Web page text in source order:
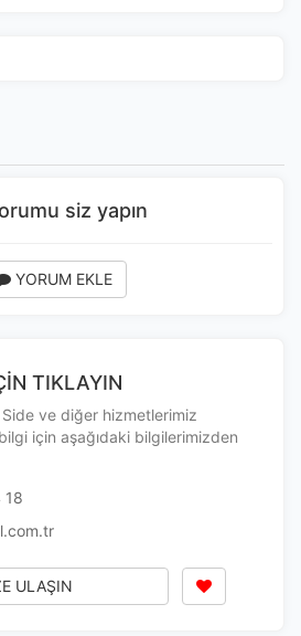
popüler olduğunu ve
yaşadığını anlamamıza
az alakalı olabilirler.
Kaydet
siz yapın
YORUM EKLE
TIKLAYIN
ve diğer hizmetlerimiz
için aşağıdaki bilgilerimizden
18
ULAŞIN